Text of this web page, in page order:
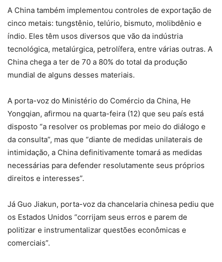
A China também implementou controles de exportação de
cinco metais: tungstênio, telúrio, bismuto, molibdênio e
índio. Eles têm usos diversos que vão da indústria
tecnológica, metalúrgica, petrolífera, entre várias outras. A
China chega a ter de 70 a 80% do total da produção
mundial de alguns desses materiais.
A porta-voz do Ministério do Comércio da China, He
Yongqian, afirmou na quarta-feira (12) que seu país está
disposto “a resolver os problemas por meio do diálogo e
da consulta”, mas que “diante de medidas unilaterais de
intimidação, a China definitivamente tomará as medidas
necessárias para defender resolutamente seus próprios
direitos e interesses”.
Já Guo Jiakun, porta-voz da chancelaria chinesa pediu que
os Estados Unidos “corrijam seus erros e parem de
politizar e instrumentalizar questões econômicas e
comerciais”.